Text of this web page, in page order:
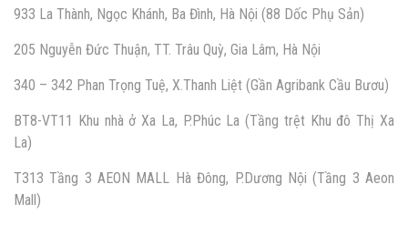
933 La Thành, Ngọc Khánh, Ba Đình, Hà Nội (88 Dốc Phụ Sản)
205 Nguyễn Đức Thuận, TT. Trâu Quỳ, Gia Lâm, Hà Nội
340 – 342 Phan Trọng Tuệ, X.Thanh Liệt (Gần Agribank Cầu Bươu)
BT8-VT11 Khu nhà ở Xa La, P.Phúc La (Tầng trệt Khu đô Thị Xa
La)
T313 Tầng 3 AEON MALL Hà Đông, P.Dương Nội (Tầng 3 Aeon
Mall)